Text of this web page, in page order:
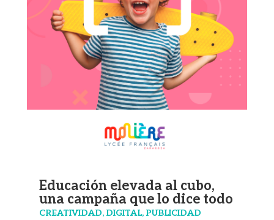
Educación elevada al cubo,
una campaña que lo dice todo
CREATIVIDAD, DIGITAL, PUBLICIDAD